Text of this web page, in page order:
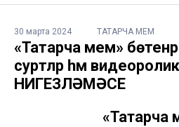
30 марта 2024 ТАТАРЧА МЕМ
«Татарча мем»
сурәтләр һәм
НИГЕЗЛӘМӘСЕ
«Татарча